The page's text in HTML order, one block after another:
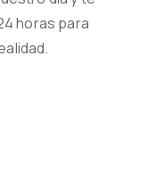
horas para